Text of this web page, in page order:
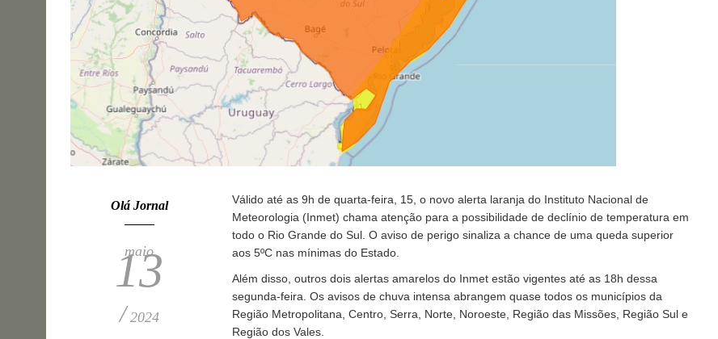
Olá Jornal
maio
13
/ 2024
Válido até as 9h de quarta-feira, 15, o novo alerta laranja do Instituto Nacional de
Meteorologia (Inmet) chama atenção para a possibilidade de declínio de temperatura em
todo o Rio Grande do Sul. O aviso de perigo sinaliza a chance de uma queda superior
aos 5ºC nas mínimas do Estado.
Além disso, outros dois alertas amarelos do Inmet estão vigentes até as 18h dessa
segunda-feira. Os avisos de chuva intensa abrangem quase todos os municípios da
Região Metropolitana, Centro, Serra, Norte, Noroeste, Região das Missões, Região Sul e
Região dos Vales.